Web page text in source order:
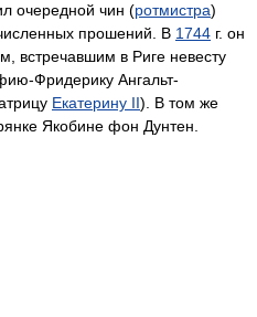
очередной чин (ротмистра)
прошений. В 1744 г. он
встречавшим в Риге невесту
Фридерику Ангальт-
Екатерину II). В том же
Якобине фон Дунтен.